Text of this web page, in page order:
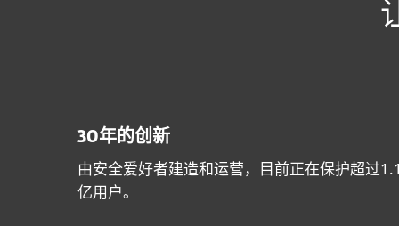
30年的创新
由安全爱好者建造和运营，目前正在保护超过
亿用户。